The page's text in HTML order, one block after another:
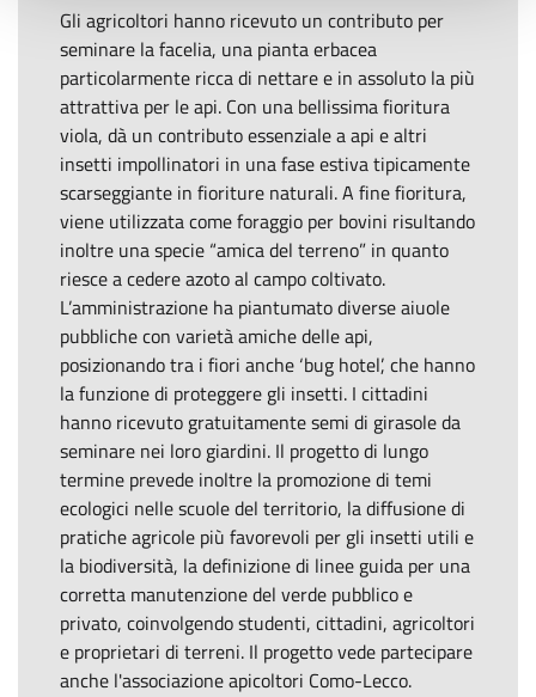
Gli agricoltori hanno ricevuto un contributo per
seminare la facelia, una pianta erbacea
particolarmente ricca di nettare e in assoluto la più
attrattiva per le api. Con una bellissima fioritura
viola, dà un contributo essenziale a api e altri
insetti impollinatori in una fase estiva tipicamente
scarseggiante in fioriture naturali. A fine fioritura,
viene utilizzata come foraggio per bovini risultando
inoltre una specie “amica del terreno” in quanto
riesce a cedere azoto al campo coltivato.
L’amministrazione ha piantumato diverse aiuole
pubbliche con varietà amiche delle api,
posizionando tra i fiori anche ‘bug hotel’, che hanno
la funzione di proteggere gli insetti. I cittadini
hanno ricevuto gratuitamente semi di girasole da
seminare nei loro giardini. Il progetto di lungo
termine prevede inoltre la promozione di temi
ecologici nelle scuole del territorio, la diffusione di
pratiche agricole più favorevoli per gli insetti utili e
la biodiversità, la definizione di linee guida per una
corretta manutenzione del verde pubblico e
privato, coinvolgendo studenti, cittadini, agricoltori
e proprietari di terreni. Il progetto vede partecipare
anche l'associazione apicoltori Como-Lecco.